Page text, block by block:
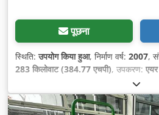
पूछना
स्थिति:उपयोग किया हुआ, निर्माण वर्ष: 2007,
283 किलोवाट (384.77 एचपी), उपकरण: